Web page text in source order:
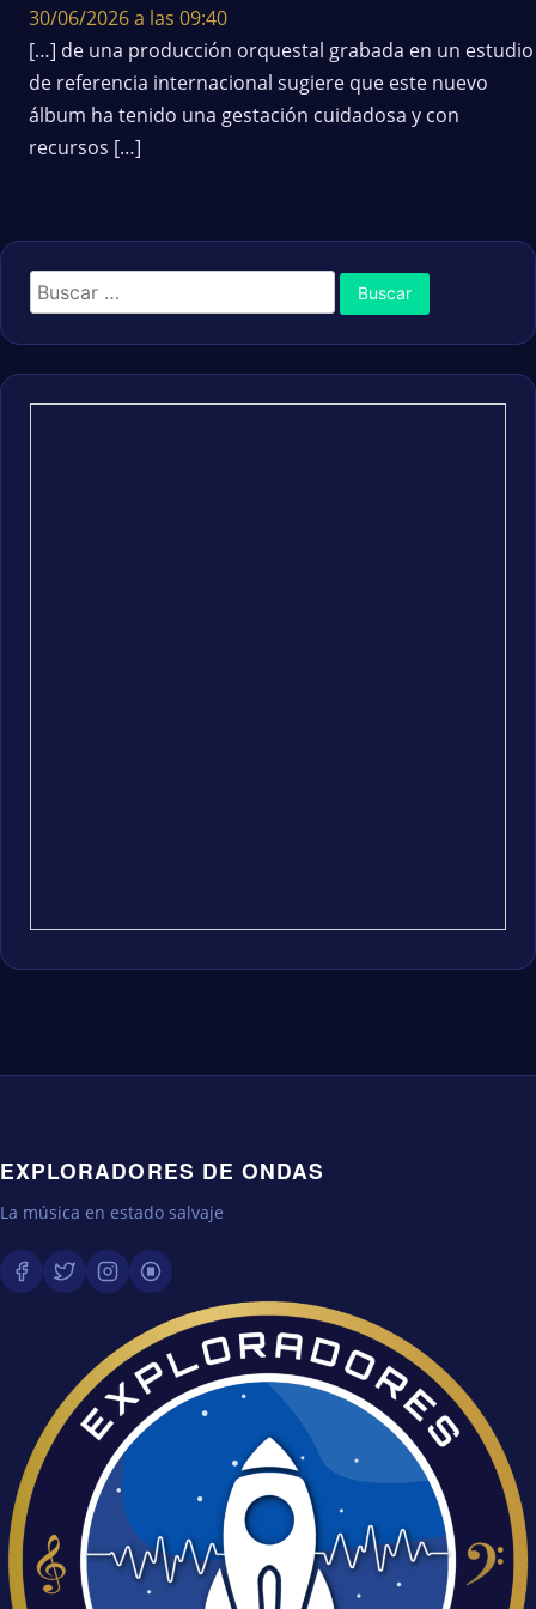
30/06/2026 a las 09:40
[…] de una producción orquestal grabada en un estudio
de referencia internacional sugiere que este nuevo
álbum ha tenido una gestación cuidadosa y con
recursos […]
Buscar:
EXPLORADORES DE ONDAS
La música en estado salvaje